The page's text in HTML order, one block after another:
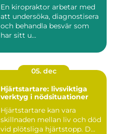
En kiropraktor arbetar med
att undersöka, diagnostisera
och behandla besvär som
har sitt u...
05. dec
Hjärtstartare: livsviktiga
verktyg i nödsituationer
Hjärtstartare kan vara
skillnaden mellan liv och död
vid plötsliga hjärtstopp. D...